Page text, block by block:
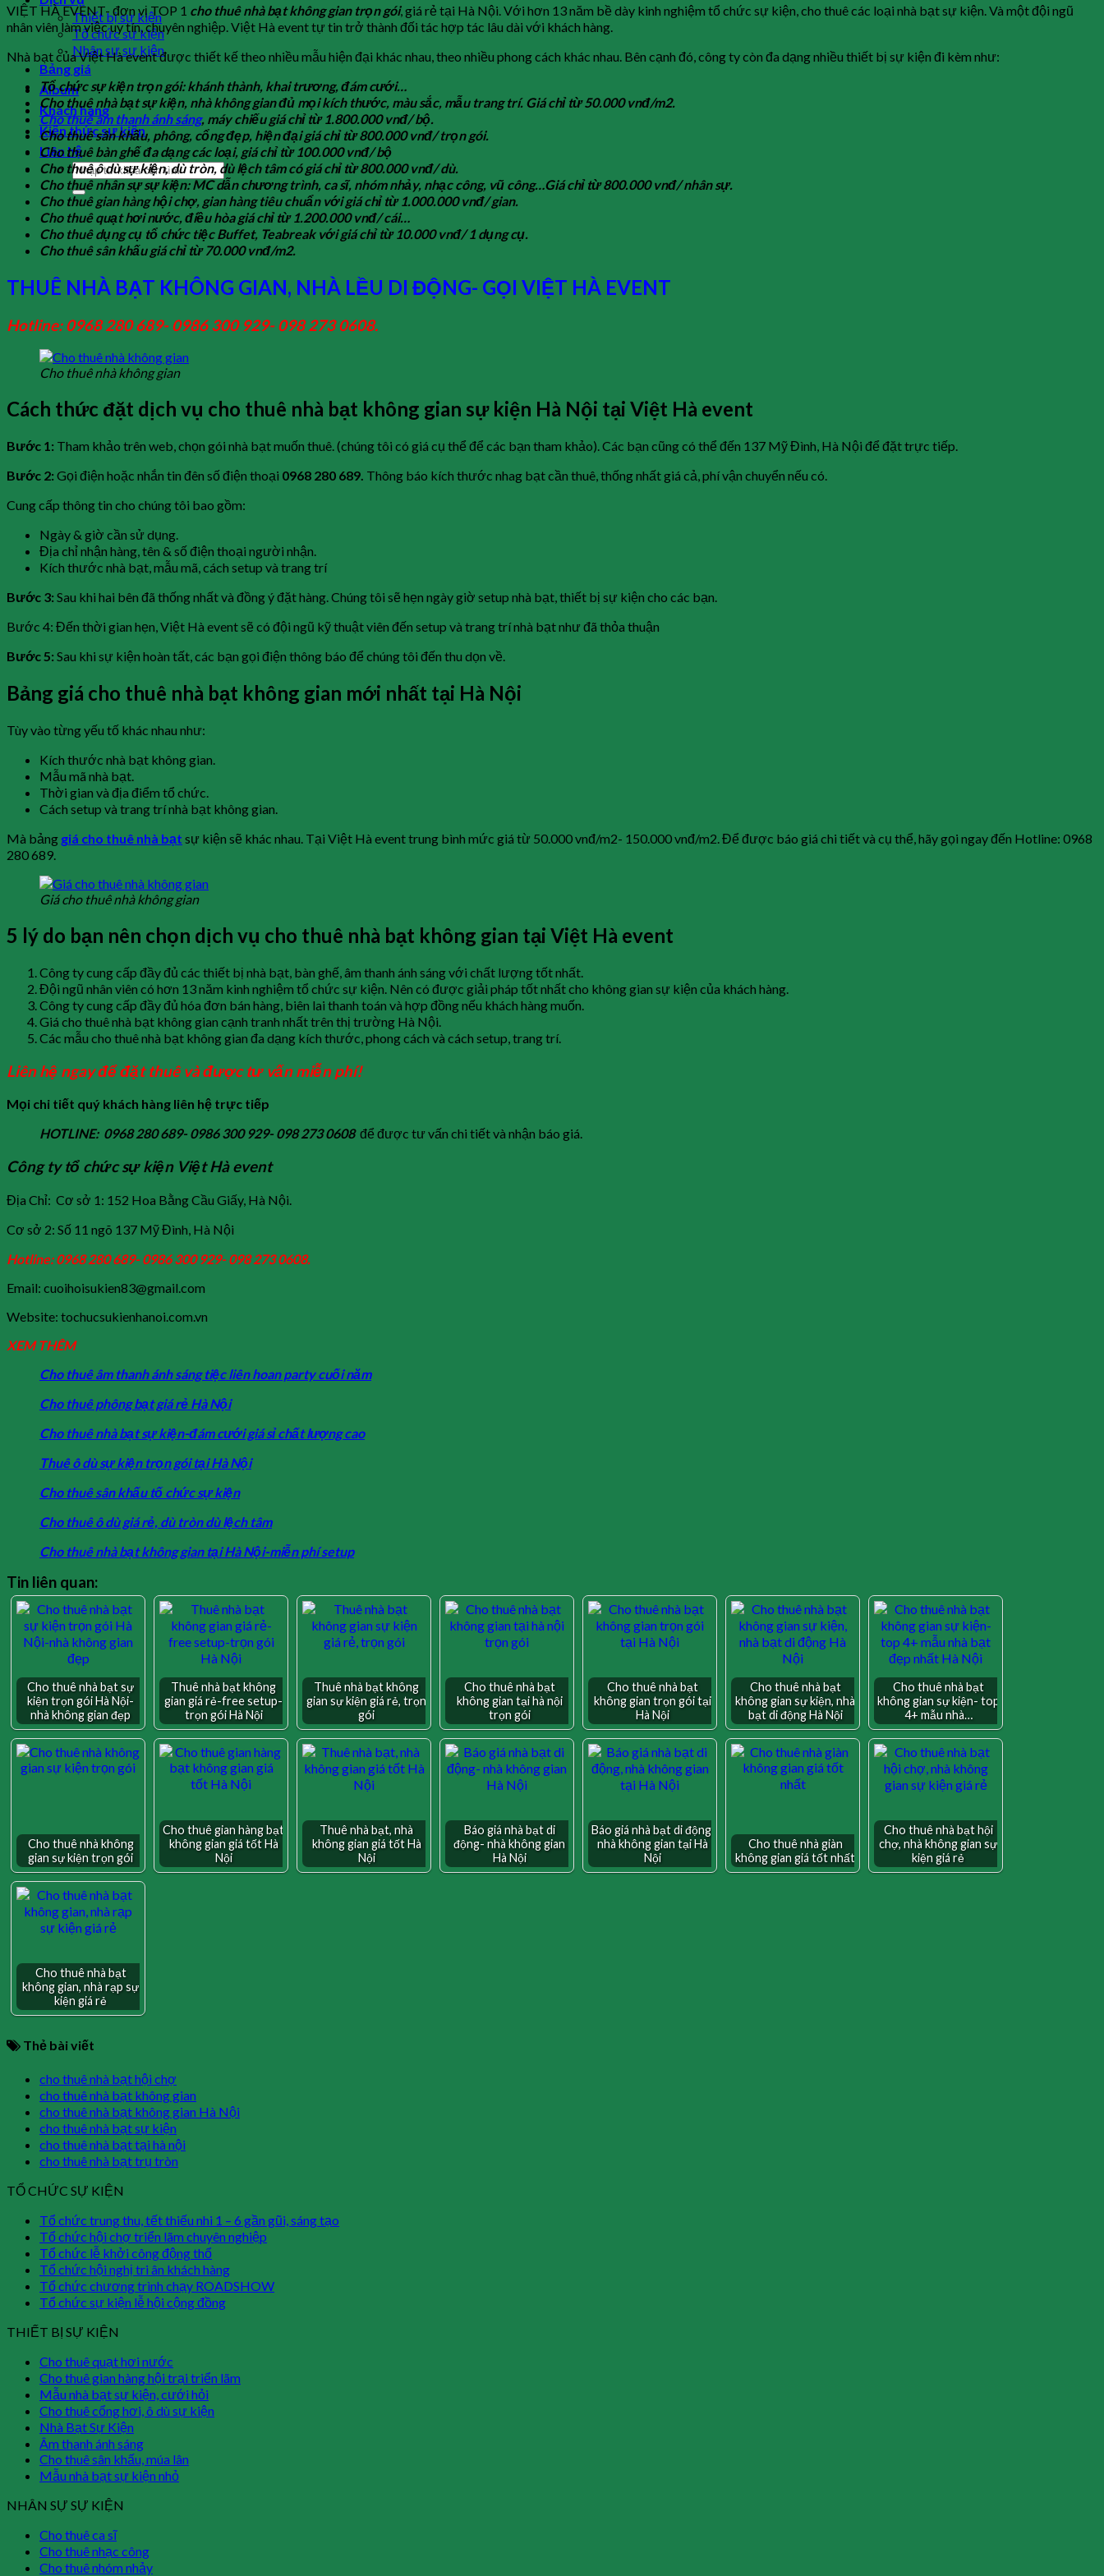
Thiết bị sự kiện
Tổ chức sự kiện
Nhân sự sự kiện
Bảng giá
Album
Khách hàng
Kiến thức sự kiện
Liên hệ
VIỆT HÀ EVENT- đơn vị TOP 1 cho thuê nhà bạt không gian trọn gói, giá rẻ tại Hà Nội. Với hơn 13 năm bề dày kinh nghiệm tổ chức sự kiện, cho thuê các loại nhà bạt sự kiện. Và một đội ngũ
nhân viên làm việc uy tín, chuyên nghiệp. Việt Hà event tự tin trở thành đối tác hợp tác lâu dài với khách hàng.
Nhà bạt của Việt Hà event được thiết kế theo nhiều mẫu hiện đại khác nhau, theo nhiều phong cách khác nhau. Bên cạnh đó, công ty còn đa dạng nhiều thiết bị sự kiện đi kèm như:
Tổ chức sự kiện trọn gói: khánh thành, khai trương, đám cưới…
Cho thuê nhà bạt sự kiện, nhà không gian đủ mọi kích thước, màu sắc, mẫu trang trí. Giá chỉ từ 50.000 vnđ/m2.
Cho thuê âm thanh ánh sáng, máy chiếu giá chỉ từ 1.800.000 vnđ/ bộ.
Cho thuê sân khấu, phông, cổng đẹp, hiện đại giá chỉ từ 800.000 vnđ/ trọn gói.
Cho thuê bàn ghế đa dạng các loại, giá chỉ từ 100.000 vnđ/ bộ
Cho thuê ô dù sự kiện, dù tròn, dù lệch tâm có giá chỉ từ 800.000 vnđ/ dù.
Cho thuê nhân sự sự kiện: MC dẫn chương trình, ca sĩ, nhóm nhảy, nhạc công, vũ công…Giá chỉ từ 800.000 vnđ/ nhân sự.
Cho thuê gian hàng hội chợ, gian hàng tiêu chuẩn với giá chỉ từ 1.000.000 vnđ/ gian.
Cho thuê quạt hơi nước, điều hòa giá chỉ từ 1.200.000 vnđ/ cái…
Cho thuê dụng cụ tổ chức tiệc Buffet, Teabreak với giá chỉ từ 10.000 vnđ/ 1 dụng cụ.
Cho thuê sân khấu giá chỉ từ 70.000 vnđ/m2.
THUÊ NHÀ BẠT KHÔNG GIAN, NHÀ LỀU DI ĐỘNG- GỌI VIỆT HÀ EVENT
Hotline: 0968 280 689- 0986 300 929- 098 273 0608.
Cho thuê nhà không gian
Cách thức đặt dịch vụ cho thuê nhà bạt không gian sự kiện Hà Nội tại Việt Hà event
Bước 1: Tham khảo trên web, chọn gói nhà bạt muốn thuê. (chúng tôi có giá cụ thể để các bạn tham khảo). Các bạn cũng có thể đến 137 Mỹ Đình, Hà Nội để đặt trực tiếp.
Bước 2: Gọi điện hoặc nhắn tin đên số điện thoại 0968 280 689. Thông báo kích thước nhag bạt cần thuê, thống nhất giá cả, phí vận chuyển nếu có.
Cung cấp thông tin cho chúng tôi bao gồm:
Ngày & giờ cần sử dụng.
Địa chỉ nhận hàng, tên & số điện thoại người nhận.
Kích thước nhà bạt, mẫu mã, cách setup và trang trí
Bước 3: Sau khi hai bên đã thống nhất và đồng ý đặt hàng. Chúng tôi sẽ hẹn ngày giờ setup nhà bạt, thiết bị sự kiện cho các bạn.
Bước 4: Đến thời gian hẹn, Việt Hà event sẽ có đội ngũ kỹ thuật viên đến setup và trang trí nhà bạt như đã thỏa thuận
Bước 5: Sau khi sự kiện hoàn tất, các bạn gọi điện thông báo để chúng tôi đến thu dọn về.
Bảng giá cho thuê nhà bạt không gian mới nhất tại Hà Nội
Tùy vào từng yếu tố khác nhau như:
Kích thước nhà bạt không gian.
Mẫu mã nhà bạt.
Thời gian và địa điểm tổ chức.
Cách setup và trang trí nhà bạt không gian.
Mà bảng giá cho thuê nhà bạt sự kiện sẽ khác nhau. Tại Việt Hà event trung bình mức giá từ 50.000 vnđ/m2- 150.000 vnđ/m2. Để được báo giá chi tiết và cụ thể, hãy gọi ngay đến Hotline: 0968
280 689.
Giá cho thuê nhà không gian
5 lý do bạn nên chọn dịch vụ cho thuê nhà bạt không gian tại Việt Hà event
Công ty cung cấp đầy đủ các thiết bị nhà bạt, bàn ghế, âm thanh ánh sáng với chất lượng tốt nhất.
Đội ngũ nhân viên có hơn 13 năm kinh nghiệm tổ chức sự kiện. Nên có được giải pháp tốt nhất cho không gian sự kiện của khách hàng.
Công ty cung cấp đầy đủ hóa đơn bán hàng, biên lai thanh toán và hợp đồng nếu khách hàng muốn.
Giá cho thuê nhà bạt không gian cạnh tranh nhất trên thị trường Hà Nội.
Các mẫu cho thuê nhà bạt không gian đa dạng kích thước, phong cách và cách setup, trang trí.
Liên hệ ngay để đặt thuê và được tư vấn miễn phí!
Mọi chi tiết quý khách hàng liên hệ trực tiếp
HOTLINE: 0968 280 689- 0986 300 929- 098 273 0608 để được tư vấn chi tiết và nhận báo giá.
Công ty tổ chức sự kiện Việt Hà event
Địa Chỉ: Cơ sở 1: 152 Hoa Bằng Cầu Giấy, Hà Nội.
Cơ sở 2: Số 11 ngõ 137 Mỹ Đình, Hà Nội
Hotline: 0968 280 689- 0986 300 929- 098 273 0608.
Email: cuoihoisukien83@gmail.com
Website: tochucsukienhanoi.com.vn
XEM THÊM
Cho thuê âm thanh ánh sáng tiệc liên hoan party cuối năm
Cho thuê phông bạt giá rẻ Hà Nội
Cho thuê nhà bạt sự kiện-đám cưới giá sỉ chất lượng cao
Thuê ô dù sự kiện trọn gói tại Hà Nội
Cho thuê sân khấu tố chức sự kiện
Cho thuê ô dù giá rẻ, dù tròn dù lệch tâm
Cho thuê nhà bạt không gian tại Hà Nội-miễn phí setup
Tin liên quan:
Cho thuê nhà bạt sự
kiện trọn gói Hà Nội-
nhà không gian đẹp
Thuê nhà bạt không
gian giá rẻ-free setup-
trọn gói Hà Nội
Thuê nhà bạt không
gian sự kiện giá rẻ, trọn
gói
Cho thuê nhà bạt
không gian tại hà nội
trọn gói
Cho thuê nhà bạt
không gian trọn gói tại
Hà Nội
Cho thuê nhà bạt
không gian sự kiện, nhà
bạt di động Hà Nội
Cho thuê nhà bạt
không gian sự kiện- top
4+ mẫu nhà…
Cho thuê nhà không
gian sự kiện trọn gói
Cho thuê gian hàng bạt
không gian giá tốt Hà
Nội
Thuê nhà bạt, nhà
không gian giá tốt Hà
Nội
Báo giá nhà bạt di
động- nhà không gian
Hà Nội
Báo giá nhà bạt di động,
nhà không gian tại Hà
Nội
Cho thuê nhà giàn
không gian giá tốt nhất
Cho thuê nhà bạt hội
chợ, nhà không gian sự
kiện giá rẻ
Cho thuê nhà bạt
không gian, nhà rạp sự
kiện giá rẻ
Thẻ bài viết
cho thuê nhà bạt hội chợ
cho thuê nhà bạt không gian
cho thuê nhà bạt không gian Hà Nội
cho thuê nhà bạt sự kiện
cho thuê nhà bạt tại hà nội
cho thuê nhà bạt trụ tròn
TỔ CHỨC SỰ KIỆN
Tổ chức trung thu, tết thiếu nhi 1 – 6 gần gũi, sáng tạo
Tổ chức hội chợ triển lãm chuyên nghiệp
Tổ chức lễ khởi công động thổ
Tổ chức hội nghị tri ân khách hàng
Tổ chức chương trình chạy ROADSHOW
Tổ chức sự kiện lễ hội cộng đồng
THIẾT BỊ SỰ KIỆN
Cho thuê quạt hơi nước
Cho thuê gian hàng hội trại triển lãm
Mẫu nhà bạt sự kiện, cưới hỏi
Cho thuê cổng hơi, ô dù sự kiện
Nhà Bạt Sự Kiện
Âm thanh ánh sáng
Cho thuê sân khấu, múa lân
Mẫu nhà bạt sự kiện nhỏ
NHÂN SỰ SỰ KIỆN
Cho thuê ca sĩ
Cho thuê nhạc công
Cho thuê nhóm nhảy